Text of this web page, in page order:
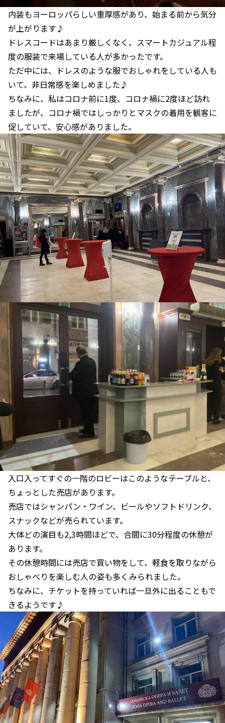
内装もヨーロッパらしい重厚感があり、始まる前から気分
が上がります♪
ドレスコードはあまり厳しくなく、スマートカジュアル程
度の服装で来場している人が多かったです。
ただ中には、ドレスのような服でおしゃれをしている人も
いて、非日常感を楽しめました♪
ちなみに、私はコロナ前に1度、コロナ禍に2度ほど訪れ
ましたが、コロナ禍ではしっかりとマスクの着用を観客に
促していて、安心感がありました。
入口入ってすぐの一階のロビーはこのようなテーブルと、
ちょっとした売店があります。
売店ではシャンパン・ワイン、ビールやソフトドリンク、
スナックなどが売られています。
大体どの演目も2,3時間ほどで、合間に30分程度の休憩が
あります。
その休憩時間には売店で買い物をして、軽食を取りながら
おしゃべりを楽しむ人の姿も多くみられました。
ちなみに、チケットを持っていれば一旦外に出ることもで
きるようです♪